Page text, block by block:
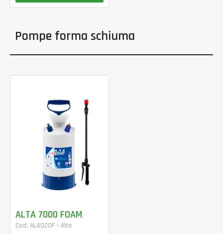
Pompe forma schiuma
ALTA 7000 FOAM
Cod. AL4020F - Alta